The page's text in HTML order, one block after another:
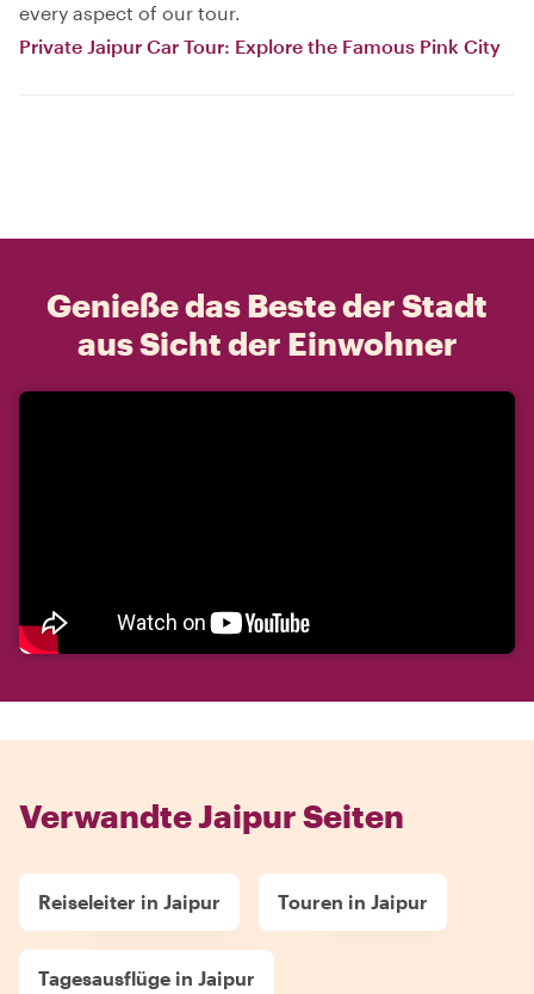
every aspect of our tour.
Private Jaipur Car Tour: Explore the Famous Pink City
Genieße das Beste der Stadt
aus Sicht der Einwohner
Verwandte Jaipur Seiten
Reiseleiter in Jaipur Touren in Jaipur
Tagesausflüge in Jaipur